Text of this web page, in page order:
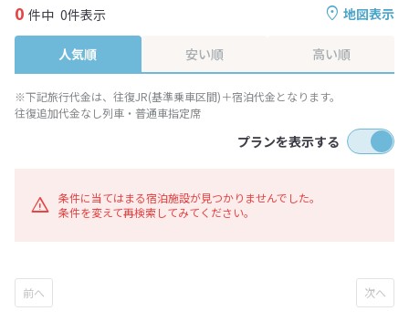
地図表示
0 件中 0件表示
人気順 安い順 高い順
※下記旅行代金は、往復JR(基準乗車区間)＋宿泊代金となります。
往復追加代金なし列車・普通車指定席
プランを表示する
条件に当てはまる宿泊施設が見つかりませんでした。
条件を変えて再検索してみてください。